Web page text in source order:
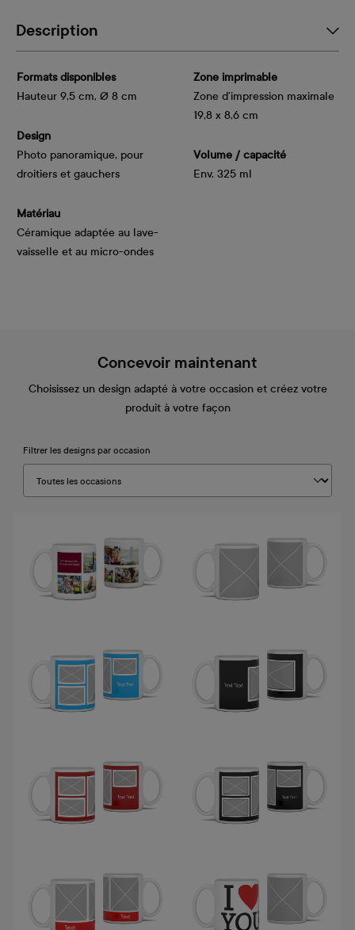
Description
Formats disponibles
Hauteur 9,5 cm, Ø 8 cm
Design
Photo panoramique, pour
droitiers et gauchers
Matériau
Céramique adaptée au lave-
vaisselle et au micro-ondes
Zone imprimable
Zone d’impression maximale
19,8 x 8,6 cm
Volume / capacité
Env. 325 ml
Concevoir maintenant
Choisissez un design adapté à votre occasion et créez votre
produit à votre façon
Filtrer les designs par occasion